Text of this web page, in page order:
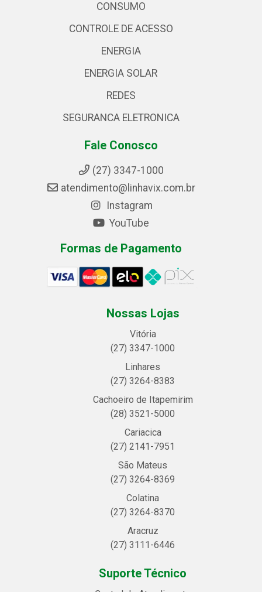
CONSUMO
CONTROLE DE ACESSO
ENERGIA
ENERGIA SOLAR
REDES
SEGURANCA ELETRONICA
Fale Conosco
(27) 3347-1000
atendimento@linhavix.com.br
Instagram
YouTube
Formas de Pagamento
Nossas Lojas
Vitória
(27) 3347-1000
Linhares
(27) 3264-8383
Cachoeiro de Itapemirim
(28) 3521-5000
Cariacica
(27) 2141-7951
São Mateus
(27) 3264-8369
Colatina
(27) 3264-8370
Aracruz
(27) 3111-6446
Suporte Técnico